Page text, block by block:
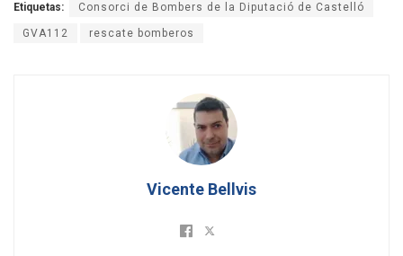
Etiquetas: Consorci de Bombers de la Diputació de Castelló
GVA112 rescate bomberos
Vicente Bellvis